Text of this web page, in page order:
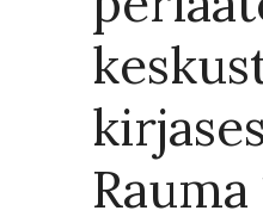
Rauma